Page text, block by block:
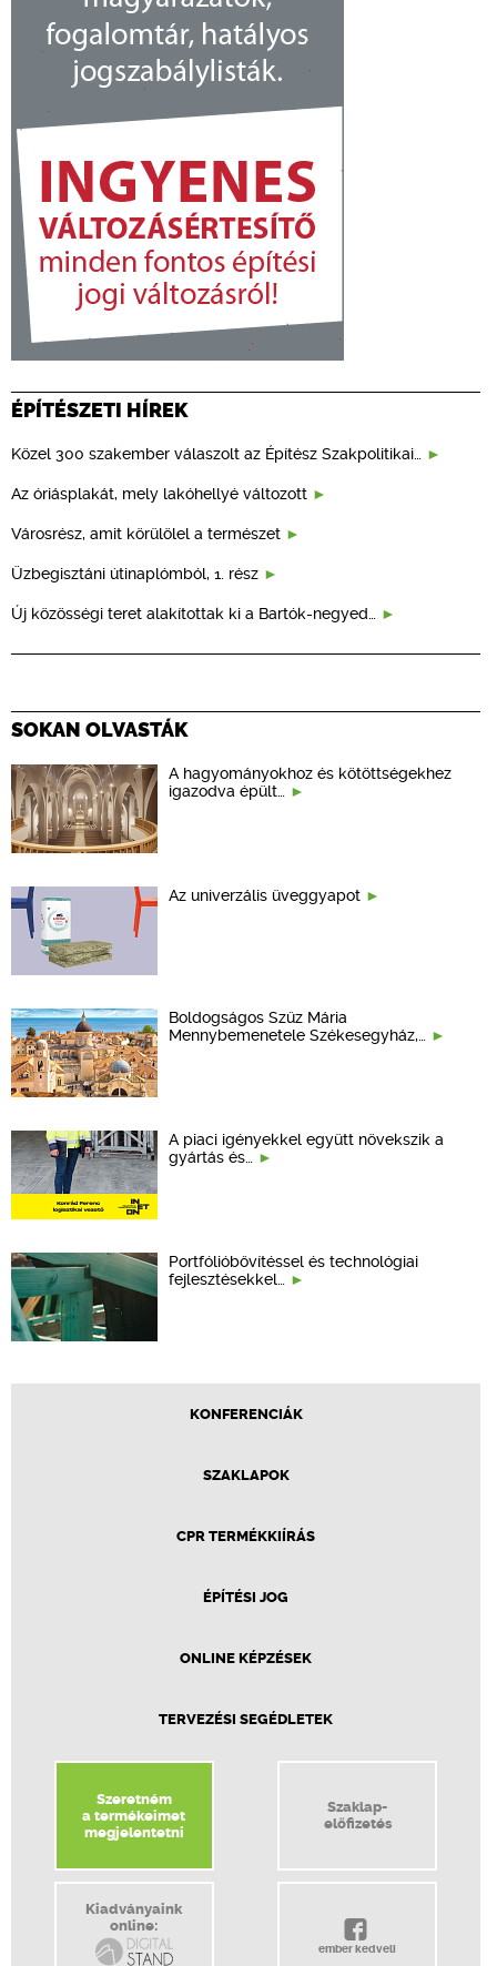
ÉPÍTÉSZETI HÍREK
Közel 300 szakember válaszolt az Építész Szakpolitikai…
Az óriásplakát, mely lakóhellyé változott
Városrész, amit körülölel a természet
Üzbegisztáni útinaplómból, 1. rész
Új közösségi teret alakítottak ki a Bartók-negyed…
SOKAN OLVASTÁK
A hagyományokhoz és kötöttségekhez
igazodva épült…
Az univerzális üveggyapot
Boldogságos Szűz Mária
Mennybemenetele Székesegyház,…
A piaci igényekkel együtt növekszik a
gyártás és…
Portfólióbővítéssel és technológiai
fejlesztésekkel…
KONFERENCIÁK
SZAKLAPOK
CPR TERMÉKKIÍRÁS
ÉPÍTÉSI JOG
ONLINE KÉPZÉSEK
TERVEZÉSI SEGÉDLETEK
Szeretném
a termékeimet
megjelentetni
Szaklap-
előfizetés
Kiadványaink
online:
ember kedveli